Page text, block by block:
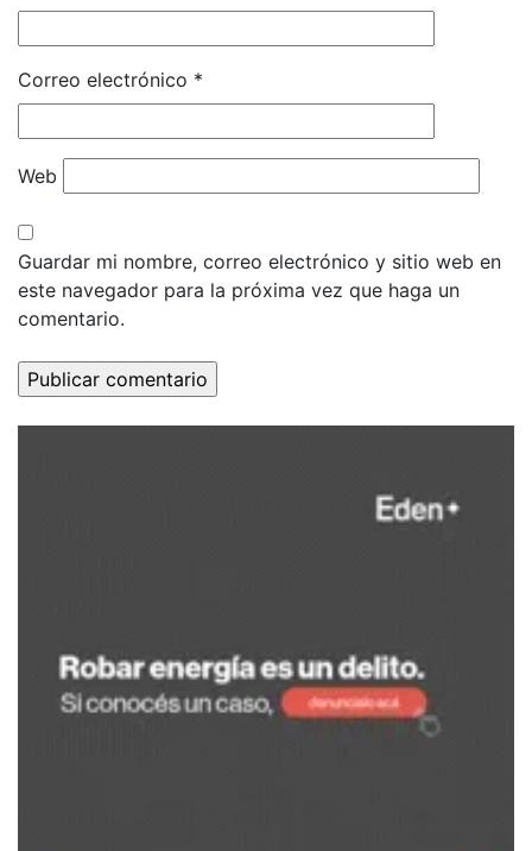
Correo electrónico *
Web
Guardar mi nombre, correo electrónico y sitio web en
este navegador para la próxima vez que haga un
comentario.